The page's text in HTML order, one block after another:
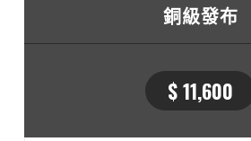
銅級發布
$ 11,600